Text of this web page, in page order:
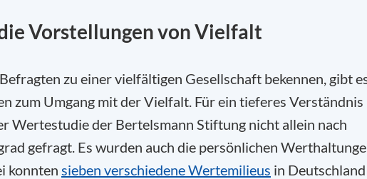
Vorstellungen von Vielfalt
zu einer vielfältigen Gesellschaft bekennen, gibt
zum Umgang mit der Vielfalt. Für ein tieferes Verständnis
Wertestudie der Bertelsmann Stiftung nicht allein nach
gefragt. Es wurden auch die persönlichen
konnten sieben verschiedene Wertemilieus in Deutschland